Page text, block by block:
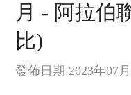
月 - 阿拉伯
比)
發佈日期 2023年07